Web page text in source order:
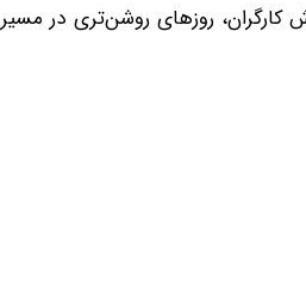
کارگران، روزهای روشن‌تری در مسیر